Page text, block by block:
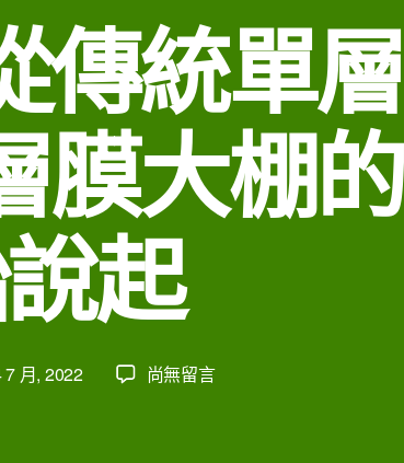
傳統單
膜大棚
起
7 月, 2022
在
尚無留言